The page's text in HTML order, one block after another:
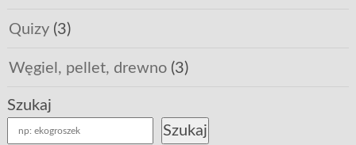
Quizy(3)
Węgiel, pellet, drewno(3)
Szukaj
Szukaj